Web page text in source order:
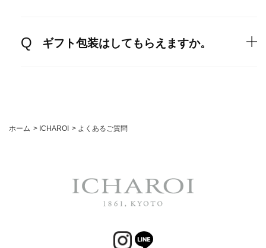
ギフト包装はしてもらえますか。
ホーム > ICHAROI > よくあるご質問